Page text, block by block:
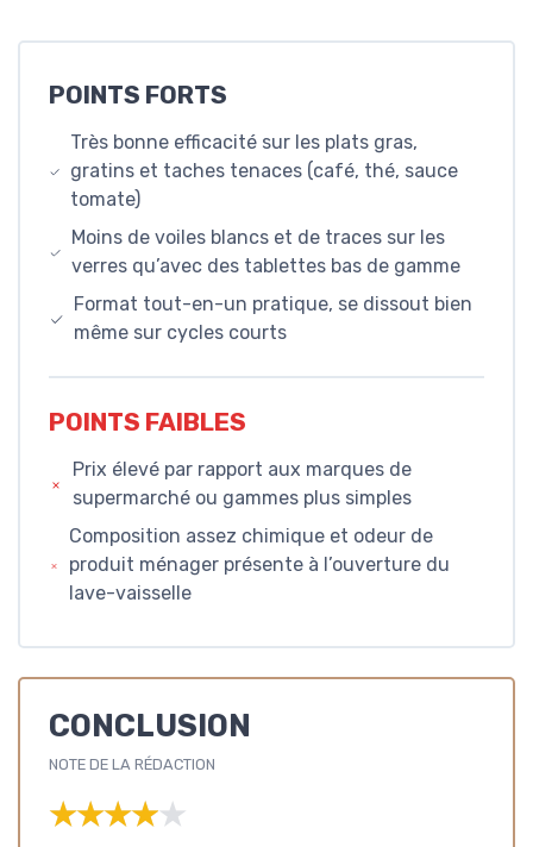
POINTS FORTS
Très bonne efficacité sur les plats gras,
gratins et taches tenaces (café, thé, sauce
tomate)
Moins de voiles blancs et de traces sur les
verres qu’avec des tablettes bas de gamme
Format tout-en-un pratique, se dissout bien
même sur cycles courts
POINTS FAIBLES
Prix élevé par rapport aux marques de
supermarché ou gammes plus simples
Composition assez chimique et odeur de
produit ménager présente à l’ouverture du
lave-vaisselle
CONCLUSION
NOTE DE LA RÉDACTION
★★★★★
★★★★★